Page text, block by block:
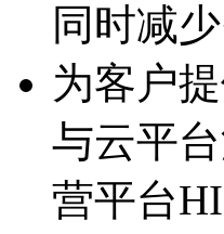
同时减
为客户
与云平台
营平台